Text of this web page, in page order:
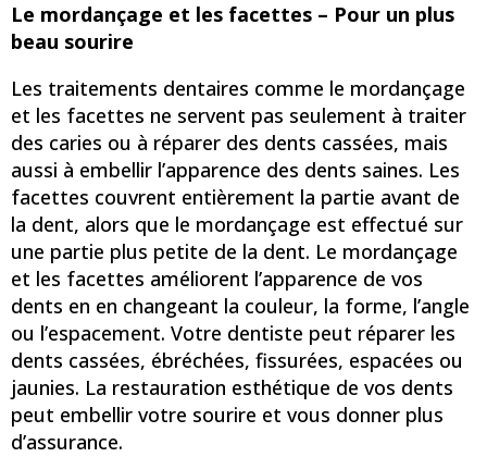
Le mordançage et les facettes – Pour un plus
beau sourire
Les traitements dentaires comme le mordançage
et les facettes ne servent pas seulement à traiter
des caries ou à réparer des dents cassées, mais
aussi à embellir l’apparence des dents saines. Les
facettes couvrent entièrement la partie avant de
la dent, alors que le mordançage est effectué sur
une partie plus petite de la dent. Le mordançage
et les facettes améliorent l’apparence de vos
dents en en changeant la couleur, la forme, l’angle
ou l’espacement. Votre dentiste peut réparer les
dents cassées, ébréchées, fissurées, espacées ou
jaunies. La restauration esthétique de vos dents
peut embellir votre sourire et vous donner plus
d’assurance.